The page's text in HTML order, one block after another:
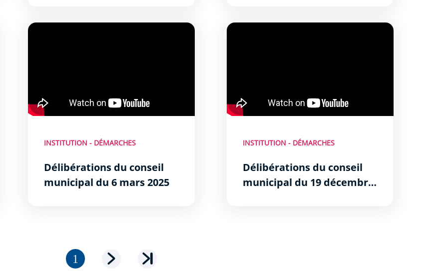
INSTITUTION - DÉMARCHES
Délibérations du conseil
municipal du 6 mars 2025
INSTITUTION - DÉMARCHES
Délibérations du conseil
municipal du 19 décembre
Page courantePage suivante